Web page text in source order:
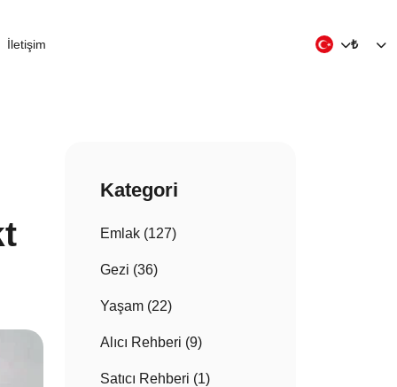
İletişim ₺
Kategori
Emlak (127)
Gezi (36)
Yaşam (22)
Alıcı Rehberi (9)
Satıcı Rehberi (1)